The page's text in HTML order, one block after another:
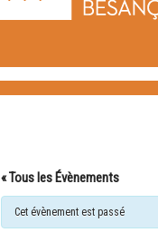
« Tous les Évènements
Cet évènement est passé